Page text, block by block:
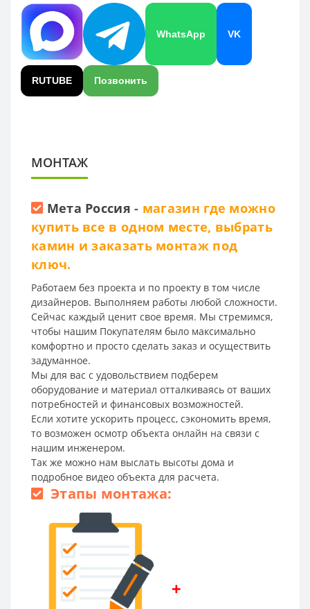
WhatsApp VK
RUTUBE Позвонить
МОНТАЖ
Мета Россия - магазин где можно
купить все в одном месте, выбрать
камин и заказать монтаж под
ключ.
Работаем без проекта и по проекту в том числе
дизайнеров. Выполняем работы любой сложности.
Сейчас каждый ценит свое время. Мы стремимся,
чтобы нашим Покупателям было максимально
комфортно и просто сделать заказ и осуществить
задуманное.
Мы для вас с удовольствием подберем
оборудование и материал отталкиваясь от ваших
потребностей и финансовых возможностей.
Если хотите ускорить процесс, сэкономить время,
то возможен осмотр объекта онлайн на связи с
нашим инженером.
Так же можно нам выслать высоты дома и
подробное видео объекта для расчета.
Этапы монтажа:
+